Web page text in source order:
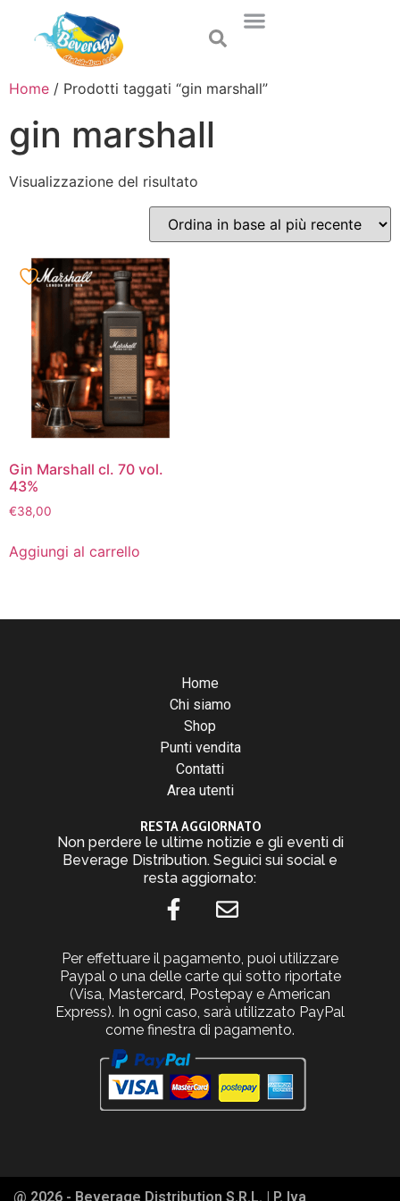
Home / Prodotti taggati “gin marshall”
gin marshall
Visualizzazione del risultato
Gin Marshall cl. 70 vol.
43%
€38,00
Aggiungi al carrello
Home
Chi siamo
Shop
Punti vendita
Contatti
Area utenti
RESTA AGGIORNATO
Non perdere le ultime notizie e gli eventi di
Beverage Distribution. Seguici sui social e
resta aggiornato:
Per effettuare il pagamento, puoi utilizzare
Paypal o una delle carte qui sotto riportate
(Visa, Mastercard, Postepay e American
Express). In ogni caso, sarà utilizzato PayPal
come finestra di pagamento.
@ 2026 - Beverage Distribution S.R.L. | P. Iva